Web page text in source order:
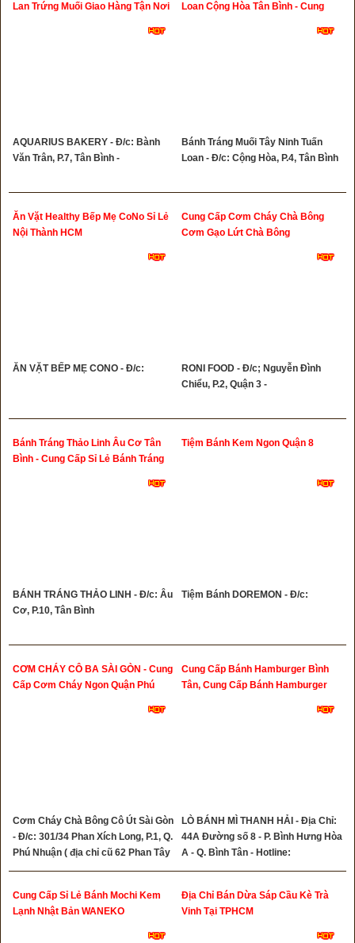
Lan Trứng Muối Giao Hàng Tận Nơi
AQUARIUS BAKERY - Đ/c: Bành
Văn Trân, P.7, Tân Bình -
Loan Cộng Hòa Tân Bình - Cung
Bánh Tráng Muối Tây Ninh Tuấn
Loan - Đ/c: Cộng Hòa, P.4, Tân Bình
Ăn Vặt Healthy Bếp Mẹ CoNo Sỉ Lẻ
Nội Thành HCM
ĂN VẶT BẾP MẸ CONO - Đ/c:
Cung Cấp Cơm Cháy Chà Bông
Cơm Gạo Lứt Chà Bông
RONI FOOD - Đ/c; Nguyễn Đình
Chiểu, P.2, Quận 3 -
Bánh Tráng Thảo Linh Âu Cơ Tân
Bình - Cung Cấp Sỉ Lẻ Bánh Tráng
BÁNH TRÁNG THẢO LINH - Đ/c: Âu
Cơ, P.10, Tân Bình
Tiệm Bánh Kem Ngon Quận 8
Tiệm Bánh DOREMON - Đ/c:
CƠM CHÁY CÔ BA SÀI GÒN - Cung
Cấp Cơm Cháy Ngon Quận Phú
Cơm Cháy Chà Bông Cô Út Sài Gòn
- Đ/c: 301/34 Phan Xích Long, P.1, Q.
Phú Nhuận ( địa chỉ cũ 62 Phan Tây
Hồ ) - Tel: 0932333462 -
Cung Cấp Bánh Hamburger Bình
Tân, Cung Cấp Bánh Hamburger
LÒ BÁNH MÌ THANH HẢI - Địa Chỉ:
44A Đường số 8 - P. Bình Hưng Hòa
A - Q. Bình Tân - Hotline:
0356490253
Cung Cấp Sỉ Lẻ Bánh Mochi Kem
Lạnh Nhật Bản WANEKO
Địa Chỉ Bán Dừa Sáp Cầu Kè Trà
Vinh Tại TPHCM